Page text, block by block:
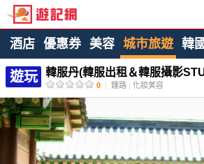
酒店 優惠券 美容 城市旅遊 韓
遊玩 韓服丹(韓服出租＆韓服攝影
0 | 鍾路 | 化妝美容